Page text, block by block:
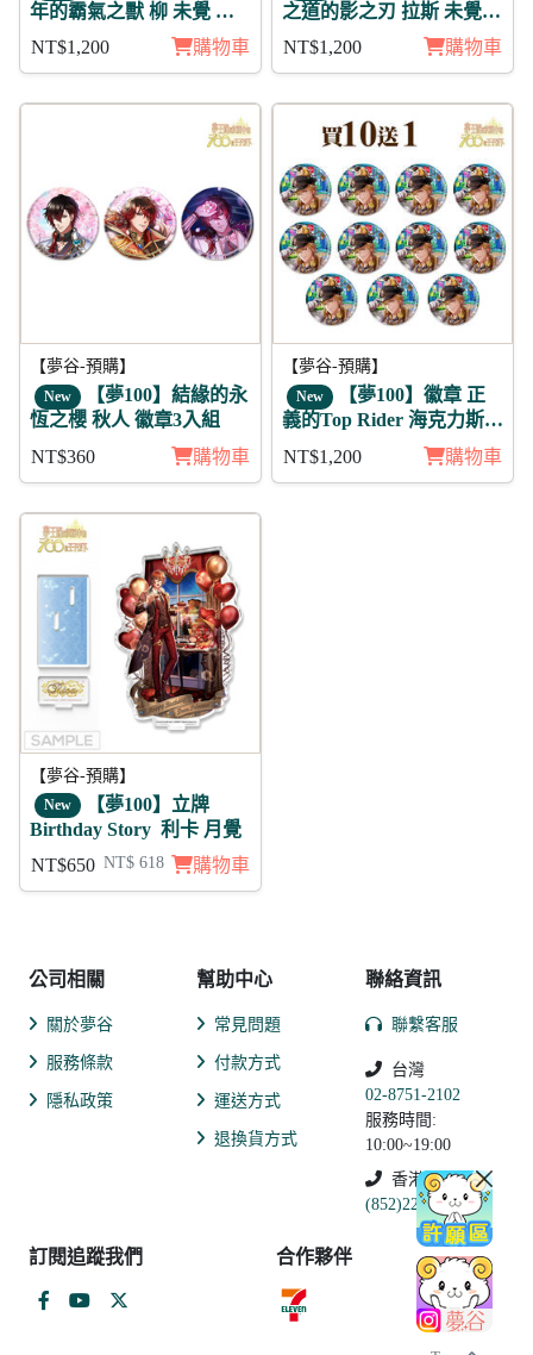
年的霸氣之獸 柳 未覺 徽
章11入組
NT$1,200 購物車
之道的影之刃 拉斯 未覺
徽章11入組
NT$1,200 購物車
【夢谷-預購】
New 【夢100】結緣的永
恆之櫻 秋人 徽章3入組
NT$360
購物車
【夢谷-預購】
New 【夢100】徽章 正
義的Top Rider 海克力斯
NT$1,200 購物車
【夢谷-預購】
New 【夢100】立牌
Birthday Story 利卡 月覺
NT$650 NT$ 618 購物車
公司相關
關於夢谷
服務條款
隱私政策
幫助中心
常見問題
付款方式
運送方式
退換貨方式
聯絡資訊
聯繫客服
台灣
02-8751-2102
服務時間:
10:00~19:00
香港
(852)2250-9311
訂閱追蹤我們 合作夥伴